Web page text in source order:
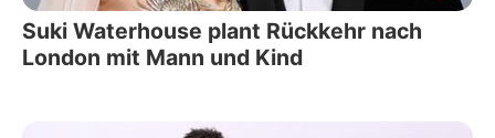
Suki Waterhouse plant Rückkehr nach
London mit Mann und Kind